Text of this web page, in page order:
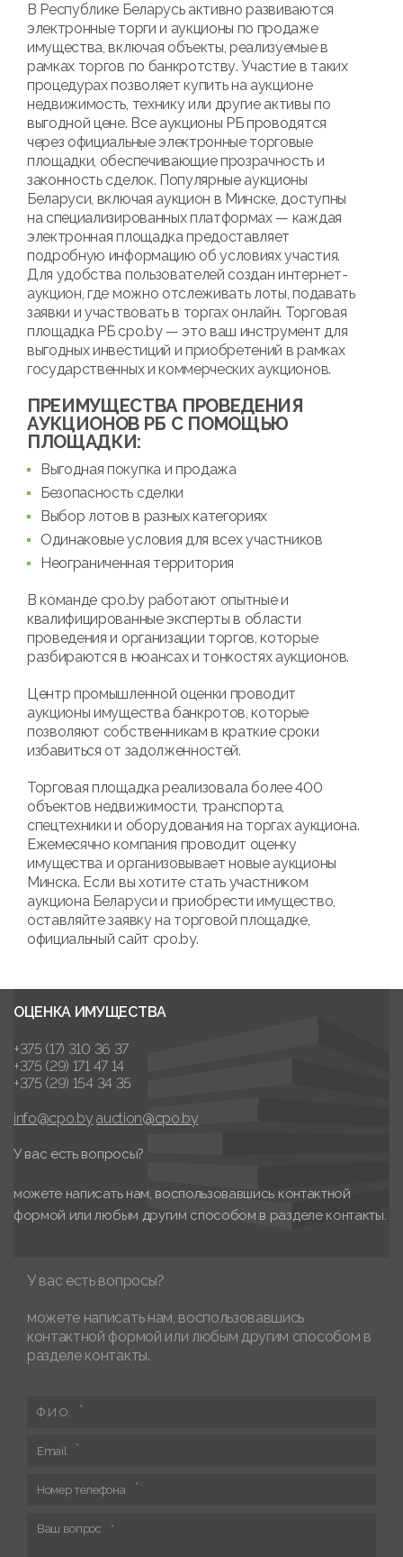
В Республике Беларусь активно развиваются
электронные торги и аукционы по продаже
имущества, включая объекты, реализуемые в
рамках торгов по банкротству. Участие в таких
процедурах позволяет купить на аукционе
недвижимость, технику или другие активы по
выгодной цене. Все аукционы РБ проводятся
через официальные электронные торговые
площадки, обеспечивающие прозрачность и
законность сделок. Популярные аукционы
Беларуси, включая аукцион в Минске, доступны
на специализированных платформах — каждая
электронная площадка предоставляет
подробную информацию об условиях участия.
Для удобства пользователей создан интернет-
аукцион, где можно отслеживать лоты, подавать
заявки и участвовать в торгах онлайн. Торговая
площадка РБ cpo.by — это ваш инструмент для
выгодных инвестиций и приобретений в рамках
государственных и коммерческих аукционов.
ПРЕИМУЩЕСТВА ПРОВЕДЕНИЯ
АУКЦИОНОВ РБ С ПОМОЩЬЮ
ПЛОЩАДКИ:
Выгодная покупка и продажа
Безопасность сделки
Выбор лотов в разных категориях
Одинаковые условия для всех участников
Неограниченная территория
В команде cpo.by работают опытные и
квалифицированные эксперты в области
проведения и организации торгов, которые
разбираются в нюансах и тонкостях аукционов.
Центр промышленной оценки проводит
аукционы имущества банкротов, которые
позволяют собственникам в краткие сроки
избавиться от задолженностей.
Торговая площадка реализовала более 400
объектов недвижимости, транспорта,
спецтехники и оборудования на торгах аукциона.
Ежемесячно компания проводит оценку
имущества и организовывает новые аукционы
Минска. Если вы хотите стать участником
аукциона Беларуси и приобрести имущество,
оставляйте заявку на торговой площадке,
официальный сайт cpo.by.
ОЦЕНКА ИМУЩЕСТВА
+375 (17) 310 36 37
+375 (29) 171 47 14
+375 (29) 154 34 35
info@cpo.by auction@cpo.by
У вас есть вопросы?
можете написать нам, воспользовавшись контактной
формой или любым другим способом в разделе контакты.
У вас есть вопросы?
можете написать нам, воспользовавшись
контактной формой или любым другим способом в
разделе контакты.
Ф.И.О.
Email
Номер телефона
Ваш вопрос